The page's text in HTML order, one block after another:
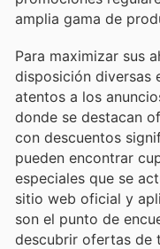
amplia gama de
Para maximizar sus
disposición diversas
atentos a los
donde se destacan
con descuentos
pueden encontrar
especiales que se
sitio web oficial y
son el punto de
descubrir ofertas de